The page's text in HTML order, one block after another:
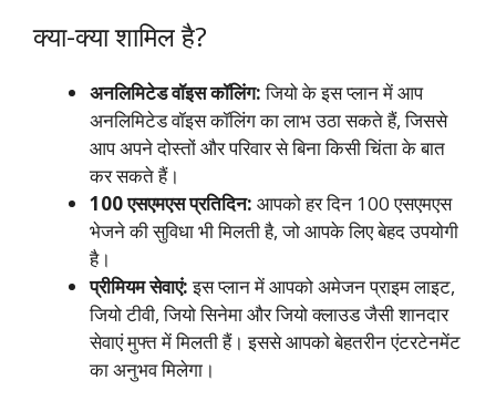
क्या-क्या शामिल है?
अनलिमिटेड वॉइस कॉलिंग:जियो के इस प्लान में आप
अनलिमिटेड वॉइस कॉलिंग का लाभ उठा सकते हैं, जिससे
आप अपने दोस्तों और परिवार से बिना किसी चिंता के बात
कर सकते हैं।
100 एसएमएस प्रतिदिन: आपको हर दिन 100 एसएमएस
भेजने की सुविधा भी मिलती है, जो आपके लिए बेहद उपयोगी
है।
प्रीमियम सेवाएं:इस प्लान में आपको अमेजन प्राइम लाइट,
जियो टीवी, जियो सिनेमा और जियो क्लाउड जैसी शानदार
सेवाएं मुफ्त में मिलती हैं। इससे आपको बेहतरीन एंटरटेनमेंट
का अनुभव मिलेगा।